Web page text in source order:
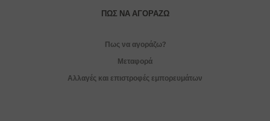
ΠΏΣ ΝΑ ΑΓΟΡΆΖΩ
Πως να αγοράζω?
Μεταφορά
Αλλαγές και επιστροφές εμπορευμάτων